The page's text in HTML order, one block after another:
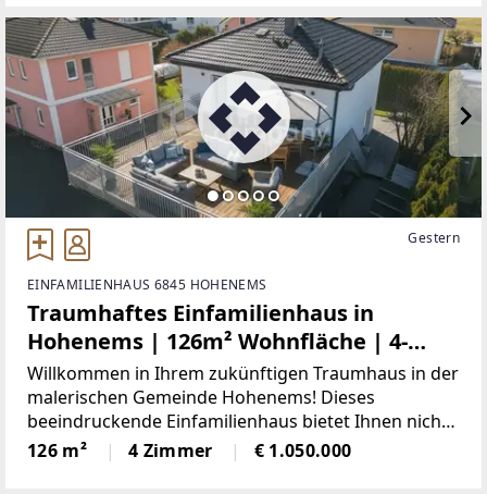
Gestern
EINFAMILIENHAUS 6845 HOHENEMS
Traumhaftes Einfamilienhaus in
Hohenems | 126m² Wohnfläche | 4-
Zimmer | 2 Terrassen mit 100m²
Gesamtfläche | moderne Einrichtung |
großes Carport
Willkommen in Ihrem zukünftigen Traumhaus in der
malerischen Gemeinde Hohenems! Dieses
beeindruckende Einfamilienhaus bietet Ihnen nicht
nur eine hochwertige Ausstattung, sondern auch
einen Lebensstil, der keine Wünsche offenlässt.Mit
126 m² 4 Zimmer € 1.050.000